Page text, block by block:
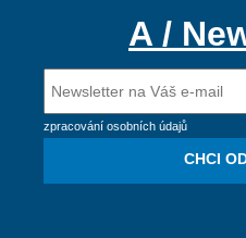
A /
zpracování osobních údajů
CHCI